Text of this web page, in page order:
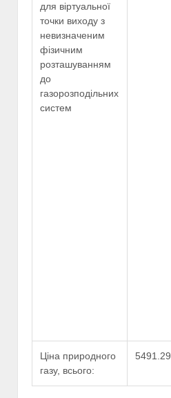
для віртуальної
точки виходу з
невизначеним
фізичним
розташуванням
до
газорозподільних
систем
Ціна природного
газу, всього:
5491.29